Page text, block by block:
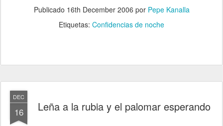
Publicado 16th December 2006 por Pepe Kanalla
Etiquetas: Confidencias de noche
DEC
16 Leña a la rubia y el palomar esperando